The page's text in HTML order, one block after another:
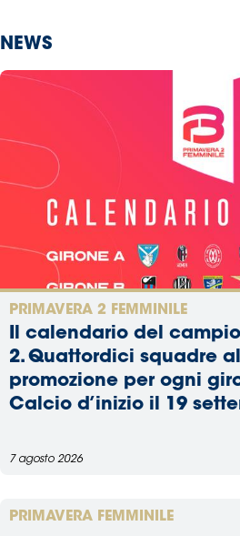
NEWS
PRIMAVERA 2 FEMMINILE
Il calendario del
2. Quattordici squadre
promozione per ogni
Calcio d’inizio il 19
7 agosto 2026
PRIMAVERA FEMMINILE